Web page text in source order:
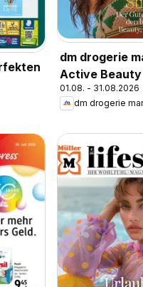
dm drogerie
Active
07,08/2026
01.08. - 31.08.2026
dm drogerie